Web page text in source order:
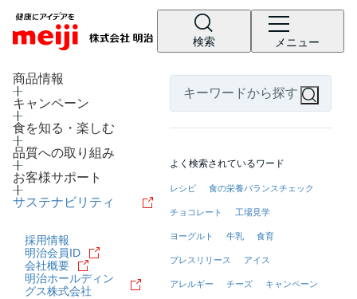
検索 メニュー
商品情報
キャンペーン
食を知る・楽しむ
品質への取り組み
お客様サポート
サステナビリティ
採用情報
明治会員ID
会社概要
明治ホールディン
グス株式会社
よく検索されているワード
レシピ 食の栄養バランスチェック
チョコレート 工場見学
ヨーグルト 牛乳 食育
プレスリリース アイス
アレルギー チーズ キャンペーン
LANGUAGE